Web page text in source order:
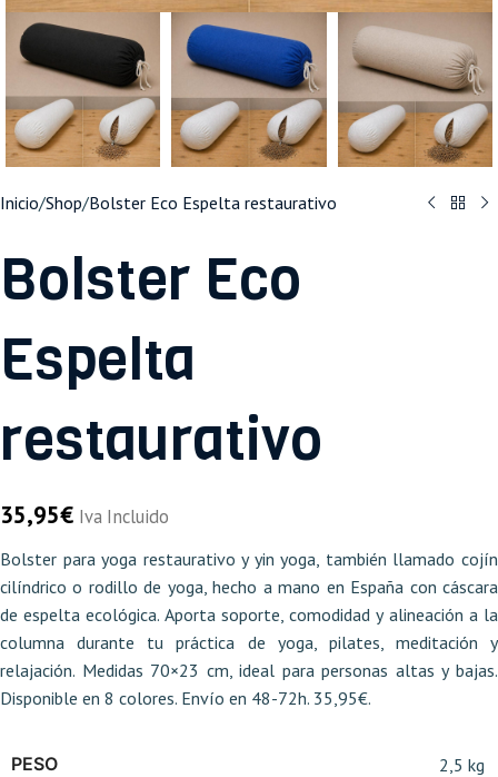
Inicio/Shop/Bolster Eco Espelta restaurativo
Bolster Eco
Espelta
restaurativo
35,95€ Iva Incluido
Bolster para yoga restaurativo y yin yoga, también llamado cojín
cilíndrico o rodillo de yoga, hecho a mano en España con cáscara
de espelta ecológica. Aporta soporte, comodidad y alineación a la
columna durante tu práctica de yoga, pilates, meditación y
relajación. Medidas 70×23 cm, ideal para personas altas y bajas.
Disponible en 8 colores. Envío en 48-72h. 35,95€.
PESO 2,5 kg